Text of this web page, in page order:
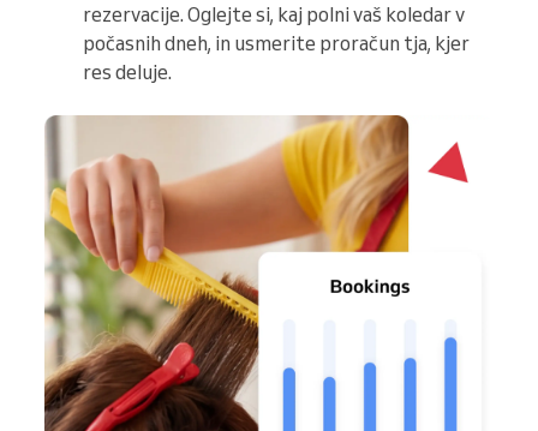
rezervacije. Oglejte si, kaj polni vaš koledar v
počasnih dneh, in usmerite proračun tja, kjer
res deluje.